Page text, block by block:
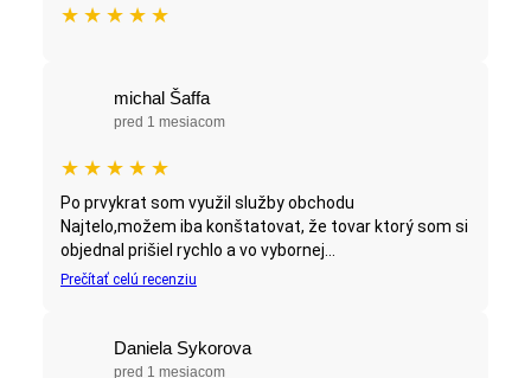
★ ★ ★ ★ ★
michal Šaffa
pred 1 mesiacom
★ ★ ★ ★ ★
Po prvykrat som využil služby obchodu
Najtelo,možem iba konštatovat, že tovar ktorý som si
objednal prišiel rychlo a vo vybornej...
Prečítať celú recenziu
Daniela Sykorova
pred 1 mesiacom